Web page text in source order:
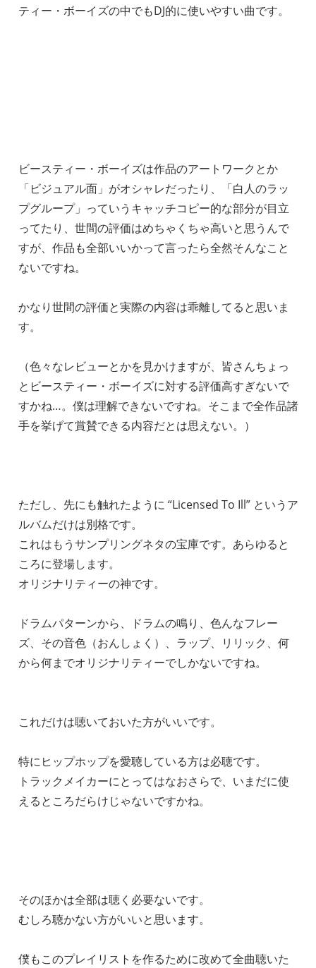
ティー・ボーイズの中でもDJ的に使いやすい曲です。
ビースティー・ボーイズは作品のアートワークとか
「ビジュアル面」がオシャレだったり、「白人のラッ
プグループ」っていうキャッチコピー的な部分が目立
ってたり、世間の評価はめちゃくちゃ高いと思うんで
すが、作品も全部いいかって言ったら全然そんなこと
ないですね。
かなり世間の評価と実際の内容は乖離してると思いま
す。
（色々なレビューとかを見かけますが、皆さんちょっ
とビースティー・ボーイズに対する評価高すぎないで
すかね…。僕は理解できないですね。そこまで全作品諸
手を挙げて賞賛できる内容だとは思えない。）
ただし、先にも触れたように “Licensed To Ill” というア
ルバムだけは別格です。
これはもうサンプリングネタの宝庫です。あらゆると
ころに登場します。
オリジナリティーの神です。
ドラムパターンから、ドラムの鳴り、色んなフレー
ズ、その音色（おんしょく）、ラップ、リリック、何
から何までオリジナリティーでしかないですね。
これだけは聴いておいた方がいいです。
特にヒップホップを愛聴している方は必聴です。
トラックメイカーにとってはなおさらで、いまだに使
えるところだらけじゃないですかね。
そのほかは全部は聴く必要ないです。
むしろ聴かない方がいいと思います。
僕もこのプレイリストを作るために改めて全曲聴いた